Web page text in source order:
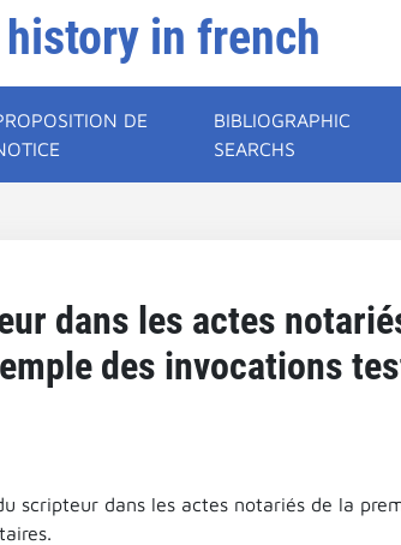
in french
DE
BIBLIOGRAPHIC
SEARCHS
dans les actes
des invocations
scripteur dans les actes notariés de la